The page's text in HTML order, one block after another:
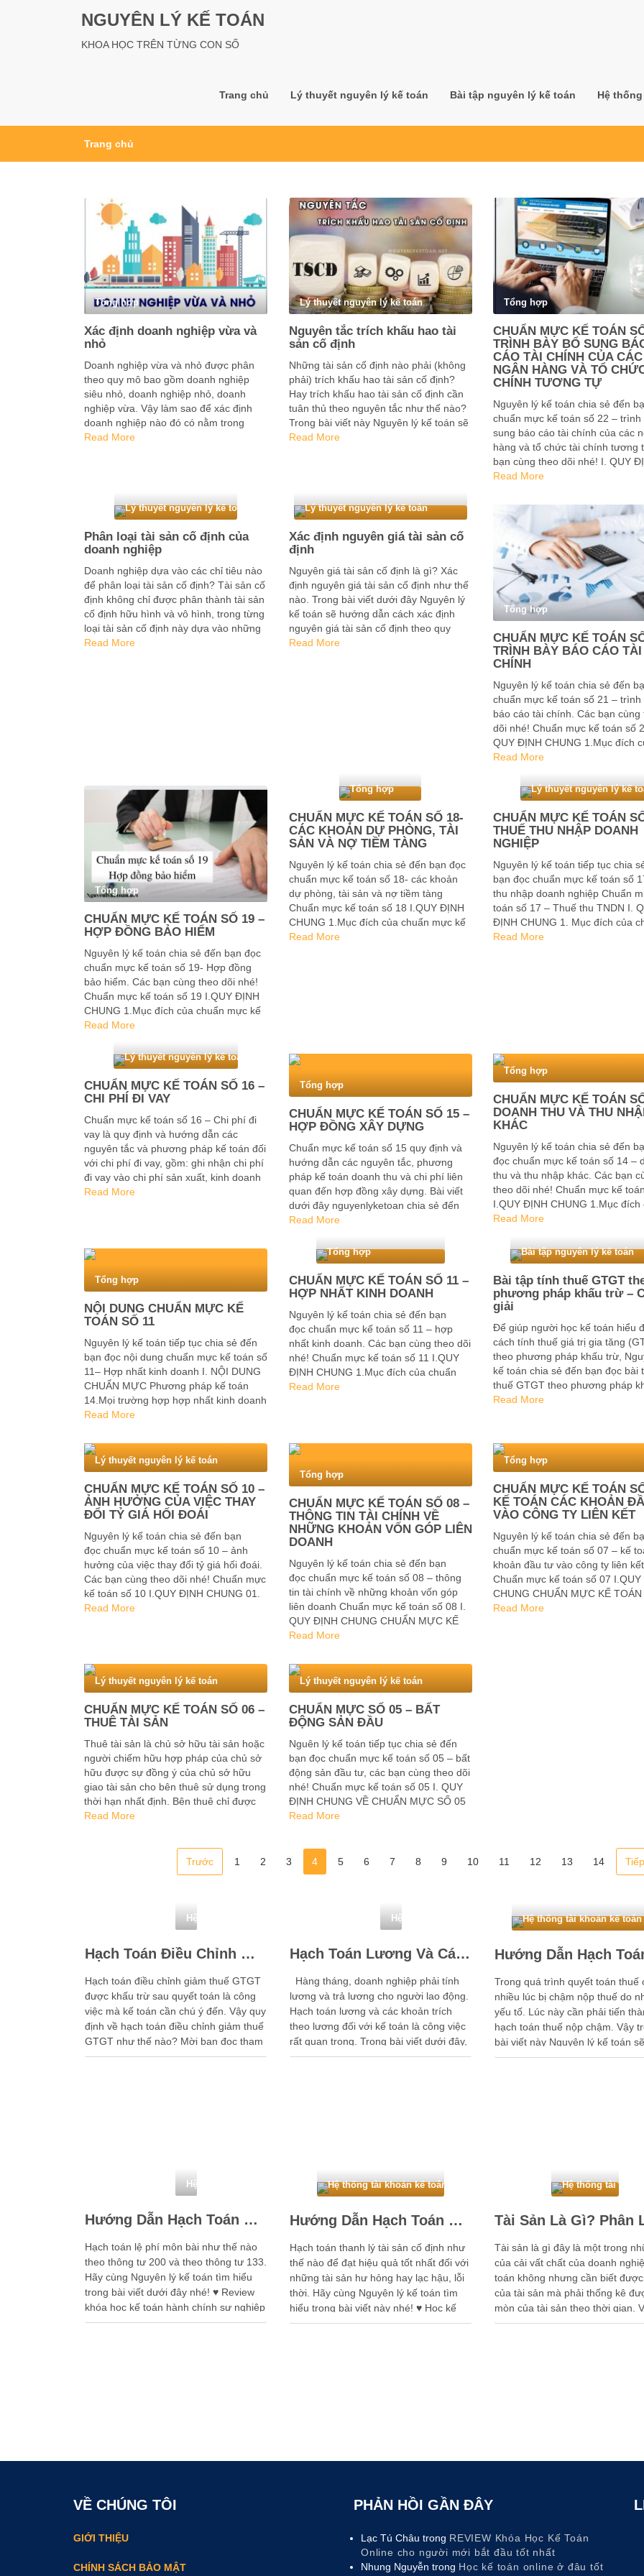
NGUYÊN LÝ KẾ TOÁN
KHOA HỌC TRÊN TỪNG CON SỐ
Trang chủ Lý thuyết nguyên lý kế toán Bài tập nguyên lý kế toán Hệ
Trang chủ
Tổng hợp
Xác định doanh nghiệp vừa và
nhỏ
Doanh nghiệp vừa và nhỏ được phân
theo quy mô bao gồm doanh nghiệp
siêu nhỏ, doanh nghiệp nhỏ, doanh
nghiệp vừa. Vậy làm sao để xác định
doanh nghiệp nào đó có nằm trong
doanh nghiệp vừa và nhỏ hay không?
Read More
Lý thuyết nguyên lý kế toán
Nguyên tắc trích khấu hao tài
sản cố định
Những tài sản cố định nào phải (không
phải) trích khấu hao tài sản cố định?
Hay trích khấu hao tài sản cố định cần
tuân thủ theo nguyên tắc như thế nào?
Trong bài viết này Nguyên lý kế toán sẽ
thông tin đến các bạn nguyên tắc trích
Read More
Tổng hợp
CHUẨN MỰC KẾ TOÁN
TRÌNH BÀY BỔ SUNG
CÁO TÀI CHÍNH CỦA CÁC
NGÂN HÀNG VÀ TỔ
CHÍNH TƯƠNG TỰ
Nguyên lý kế toán chia sẻ đến
chuẩn mực kế toán số 22 – trình
sung báo cáo tài chính của các
hàng và tổ chức tài chính tương
bạn cùng theo dõi nhé! I. QUY
CHUNG – Chuẩn mực kế toán …
Read More
Lý thuyết nguyên lý kế toán
Phân loại tài sản cố định của
doanh nghiệp
Doanh nghiệp dựa vào các chỉ tiêu nào
để phân loại tài sản cố định? Tài sản cố
định không chỉ được phân thành tài sản
cố định hữu hình và vô hình, trong từng
loại tài sản cố định này dựa vào những
chỉ tiêu khác nhau sẽ được …
Read More
Lý thuyết nguyên lý kế toán
Xác định nguyên giá tài sản cố
định
Nguyên giá tài sản cố định là gì? Xác
định nguyên giá tài sản cố định như thế
nào. Trong bài viết dưới đây Nguyên lý
kế toán sẽ hướng dẫn cách xác định
nguyên giá tài sản cố định theo quy
định mới nhất Xác định nguyên giá tài
Read More
Tổng hợp
CHUẨN MỰC KẾ TOÁN
TRÌNH BÀY BÁO CÁO TÀI
CHÍNH
Nguyên lý kế toán chia sẻ đến
chuẩn mực kế toán số 21 – trình
báo cáo tài chính. Các bạn cùng
dõi nhé! Chuẩn mực kế toán số
QUY ĐỊNH CHUNG 1.Mục đích
chuẩn mực kế toán số 21 là quy
Read More
Tổng hợp
CHUẨN MỰC KẾ TOÁN SỐ 19 –
HỢP ĐỒNG BẢO HIỂM
Nguyên lý kế toán chia sẻ đến bạn đọc
chuẩn mực kế toán số 19- Hợp đồng
bảo hiểm. Các bạn cùng theo dõi nhé!
Chuẩn mực kế toán số 19 I.QUY ĐỊNH
CHUNG 1.Mục đích của chuẩn mực kế
toán số 19 là quy định và hướng dẫn
Read More
Tổng hợp
CHUẨN MỰC KẾ TOÁN SỐ 18-
CÁC KHOẢN DỰ PHÒNG, TÀI
SẢN VÀ NỢ TIỀM TÀNG
Nguyên lý kế toán chia sẻ đến bạn đọc
chuẩn mực kế toán số 18- các khoản
dự phòng, tài sản và nợ tiềm tàng
Chuẩn mực kế toán số 18 I.QUY ĐỊNH
CHUNG 1.Mục đích của chuẩn mực kế
toán số 18 là quy định và hướng dẫn
Read More
Lý thuyết nguyên lý kế
CHUẨN MỰC KẾ TOÁN
THUẾ THU NHẬP DOANH
NGHIỆP
Nguyên lý kế toán tiếp tục chia
bạn đọc chuẩn mực kế toán số
thu nhập doanh nghiệp Chuẩn
toán số 17 – Thuế thu TNDN I.
ĐỊNH CHUNG 1. Mục đích của
mực kế toán số 17 Mục đích của
Read More
Lý thuyết nguyên lý kế toán
CHUẨN MỰC KẾ TOÁN SỐ 16 –
CHI PHÍ ĐI VAY
Chuẩn mực kế toán số 16 – Chi phí đi
vay là quy định và hướng dẫn các
nguyên tắc và phương pháp kế toán đối
với chi phí đi vay, gồm: ghi nhận chi phí
đi vay vào chi phí sản xuất, kinh doanh
trong kỳ; vốn hoá chi …
Read More
Tổng hợp
CHUẨN MỰC KẾ TOÁN SỐ 15 –
HỢP ĐỒNG XÂY DỰNG
Chuẩn mực kế toán số 15 quy định và
hướng dẫn các nguyên tắc, phương
pháp kế toán doanh thu và chi phí liên
quan đến hợp đồng xây dựng. Bài viết
dưới đây nguyenlyketoan chia sẻ đến
bạn đọc những quy định và nội dung
Read More
Tổng hợp
CHUẨN MỰC KẾ TOÁN
DOANH THU VÀ THU
KHÁC
Nguyên lý kế toán chia sẻ đến
đọc chuẩn mực kế toán số 14 –
thu và thu nhập khác. Các bạn
theo dõi nhé! Chuẩn mực kế
I.QUY ĐỊNH CHUNG 1.Mục đích
chuẩn mực kế toán số 14 là quy
Read More
Tổng hợp
NỘI DUNG CHUẨN MỰC KẾ
TOÁN SỐ 11
Nguyên lý kế toán tiếp tục chia sẻ đến
bạn đọc nội dung chuẩn mực kế toán số
11– Hợp nhất kinh doanh I. NỘI DUNG
CHUẨN MỰC Phương pháp kế toán
14.Mọi trường hợp hợp nhất kinh doanh
đều phải được kế toán theo phương
Read More
Tổng hợp
CHUẨN MỰC KẾ TOÁN SỐ 11 –
HỢP NHẤT KINH DOANH
Nguyên lý kế toán chia sẻ đến bạn
đọc chuẩn mực kế toán số 11 – hợp
nhất kinh doanh. Các bạn cùng theo dõi
nhé! Chuẩn mực kế toán số 11 I.QUY
ĐỊNH CHUNG 1.Mục đích của chuẩn
mực số 11 là quy định và hướng dẫn
Read More
Bài tập nguyên lý kế toán
Bài tập tính thuế GTGT
phương pháp khấu trừ –
giải
Để giúp người học kế toán hiểu
cách tính thuế giá trị gia tăng
theo phương pháp khấu trừ,
kế toán chia sẻ đến bạn đọc bài
thuế GTGT theo phương pháp
có lời giải dưới đây. Bài tập thuế
Read More
Lý thuyết nguyên lý kế toán
CHUẨN MỰC KẾ TOÁN SỐ 10 –
ẢNH HƯỞNG CỦA VIỆC THAY
ĐỔI TỶ GIÁ HỐI ĐOÁI
Nguyên lý kế toán chia sẻ đến bạn
đọc chuẩn mực kế toán số 10 – ảnh
hưởng của việc thay đổi tỷ giá hối đoái.
Các bạn cùng theo dõi nhé! Chuẩn mực
kế toán số 10 I.QUY ĐỊNH CHUNG 01.
Mục đích của chuẩn mực kế toán số 10
Read More
Tổng hợp
CHUẨN MỰC KẾ TOÁN SỐ 08 –
THÔNG TIN TÀI CHÍNH VỀ
NHỮNG KHOẢN VỐN GÓP LIÊN
DOANH
Nguyên lý kế toán chia sẻ đến bạn
đọc chuẩn mực kế toán số 08 – thông
tin tài chính về những khoản vốn góp
liên doanh Chuẩn mực kế toán số 08 I.
QUY ĐỊNH CHUNG CHUẨN MỰC KẾ
TOÁN SỐ 08 1.Mục đích của chuẩn
Read More
Tổng hợp
CHUẨN MỰC KẾ TOÁN
KẾ TOÁN CÁC KHOẢN
VÀO CÔNG TY LIÊN KẾT
Nguyên lý kế toán chia sẻ đến
chuẩn mực kế toán số 07 – kế
khoản đầu tư vào công ty liên kết.
Chuẩn mực kế toán số 07 I.QUY
CHUNG CHUẨN MỰC KẾ TOÁN
1.Mục đích của chuẩn mực này là
Read More
Lý thuyết nguyên lý kế toán
CHUẨN MỰC KẾ TOÁN SỐ 06 –
THUÊ TÀI SẢN
Thuê tài sản là chủ sở hữu tài sản hoặc
người chiếm hữu hợp pháp của chủ sở
hữu được sự đồng ý của chủ sở hữu
giao tài sản cho bên thuê sử dụng trong
thời hạn nhất định. Bên thuê chỉ được
sử dụng tài sản trong một …
Read More
Lý thuyết nguyên lý kế toán
CHUẨN MỰC SỐ 05 – BẤT
ĐỘNG SẢN ĐẦU
Nguên lý kế toán tiếp tục chia sẻ đến
bạn đọc chuẩn mực kế toán số 05 – bất
động sản đầu tư, các bạn cùng theo dõi
nhé! Chuẩn mực kế toán số 05 I. QUY
ĐỊNH CHUNG VỀ CHUẨN MỰC SỐ 05
1. Mục đích của chuẩn mực này …
Read More
Trước 1 2 3 4 5 6 7 8 9 10 11 12 13 14
Hệ thống tài khoản kế toán
Hạch Toán Điều Chỉnh Giảm Thuế GTGT Được Khấu Trừ Sau Quyết Toán
Hạch toán điều chỉnh giảm thuế GTGT
được khấu trừ sau quyết toán là công
việc mà kế toán cần chú ý đến. Vậy quy
định về hạch toán điều chỉnh giảm thuế
GTGT như thế nào? Mời bạn đọc tham
khảo bài viết hạch toán điều chỉnh giảm
Hệ thống tài khoản kế toán
Hạch Toán Lương Và Các Khoản Trích Theo Lương
Hàng tháng, doanh nghiệp phải tính
lương và trả lương cho người lao động.
Hạch toán lương và các khoản trích
theo lương đối với kế toán là công việc
rất quan trọng. Trong bài viết dưới đây,
nguyên lý kế toán sẽ chia sẻ với bạn
Hệ thống tài khoản kế toán
Trong quá trình quyết toán thuế
nhiều lúc bị chậm nộp thuế do
yếu tố. Lúc này cần phải tiến
hạch toán thuế nộp chậm. Vậy
bài viết này Nguyên lý kế toán sẽ
hướng dẫn cách hạch toán thuế
Hệ thống tài khoản kế toán
Hướng Dẫn Hạch Toán Lệ Phí Môn Bài – Nguyên Lý Kế Toán
Hạch toán lệ phí môn bài như thế nào
theo thông tư 200 và theo thông tư 133.
Hãy cùng Nguyên lý kế toán tìm hiểu
trong bài viết dưới đây nhé! ♥ Review
khóa học kế toán hành chính sự nghiệp
có thu tốt nhất Lệ phí môn bài …
Hệ thống tài khoản kế toán
Hướng Dẫn Hạch Toán Thanh Lý Tài Sản Cố Định
Hạch toán thanh lý tài sản cố định như
thế nào để đạt hiệu quả tốt nhất đối với
những tài sản hư hỏng hay lạc hậu, lỗi
thời. Hãy cùng Nguyên lý kế toán tìm
hiểu trong bài viết này nhé! ♥ Học kế
toán thực hành ở đâu tốt tại …
Hệ thống tài
Tài sản là gì đây là một trong
của cải vất chất của doanh
toán không nhưng cần biết
của tài sản mà phải thống kê
mòn của tài sản theo thời gian.
sản trong doanh nghiệp là gì
VỀ CHÚNG TÔI
GIỚI THIỆU
CHÍNH SÁCH BẢO MẬT
PHẢN HỒI GẦN ĐÂY
Lạc Tú Châu trong REVIEW Khóa Học Kế Toán
Online cho người mới bắt đầu tốt nhất
Nhung Nguyễn trong Học kế toán online ở đâu tốt